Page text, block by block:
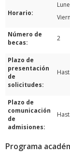
Horario:
Número de
becas:
2
Plazo de
presentación
de
solicitudes:
Plazo de
comunicación
de
admisiones:
Programa